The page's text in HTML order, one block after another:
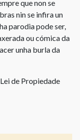
que non se
nin se infira un
parodia pode ser,
ou cómica da
unha burla da
de Propiedade